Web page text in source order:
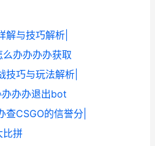
解与技巧解析|
办办办办获取
技巧与玩法解析|
办办退出bot
查CSGO的信誉分|
比拼